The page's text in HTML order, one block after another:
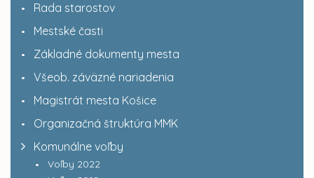
Rada starostov
Mestské časti
Základné dokumenty mesta
Všeob. záväzné nariadenia
Magistrát mesta Košice
Organizačná štruktúra MMK
Komunálne voľby
Voľby 2022